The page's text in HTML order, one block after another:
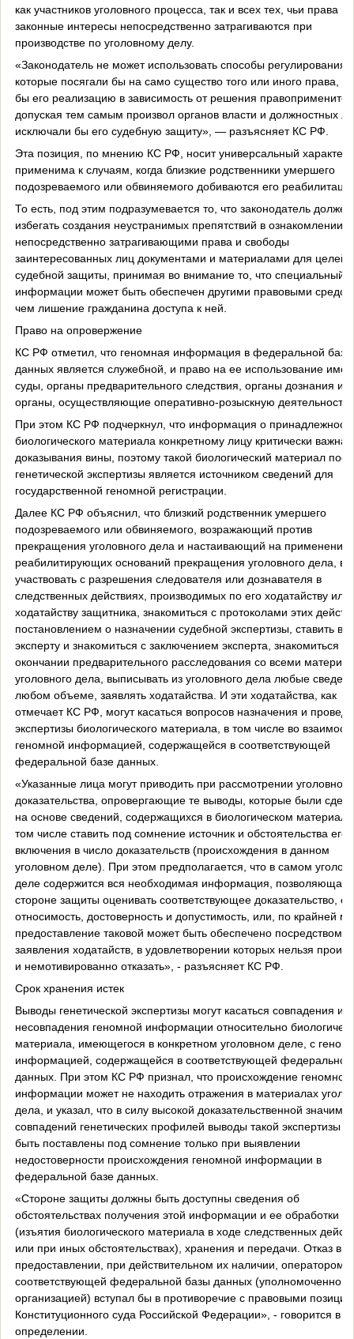
как участников уголовного процесса, так и всех тех, чьи права и
законные интересы непосредственно затрагиваются при
производстве по уголовному делу.
«Законодатель не может использовать способы регулирования,
которые посягали бы на само существо того или иного права,
бы его реализацию в зависимость от решения
допуская тем самым произвол органов власти и должностных
исключали бы его судебную защиту», — разъясняет КС РФ.
Эта позиция, по мнению КС РФ, носит универсальный характер
применима к случаям, когда близкие родственники умершего
подозреваемого или обвиняемого добиваются его
То есть, под этим подразумевается то, что законодатель должен
избегать создания неустранимых препятствий в ознакомлении с
непосредственно затрагивающими права и свободы
заинтересованных лиц документами и материалами для целей
судебной защиты, принимая во внимание то, что специальный
информации может быть обеспечен другими правовыми
чем лишение гражданина доступа к ней.
Право на опровержение
КС РФ отметил, что геномная информация в федеральной базе
данных является служебной, и право на ее использование
суды, органы предварительного следствия, органы дознания и
органы, осуществляющие оперативно-розыскную деятельность.
При этом КС РФ подчеркнул, что информация о
биологического материала конкретному лицу критически важна
доказывания вины, поэтому такой биологический материал
генетической экспертизы является источником сведений для
государственной геномной регистрации.
Далее КС РФ объяснил, что близкий родственник умершего
подозреваемого или обвиняемого, возражающий против
прекращения уголовного дела и настаивающий на применении
реабилитирующих оснований прекращения уголовного дела,
участвовать с разрешения следователя или дознавателя в
следственных действиях, производимых по его ходатайству или
ходатайству защитника, знакомиться с протоколами этих
постановлением о назначении судебной экспертизы, ставить
эксперту и знакомиться с заключением эксперта, знакомиться по
окончании предварительного расследования со всеми
уголовного дела, выписывать из уголовного дела любые
любом объеме, заявлять ходатайства. И эти ходатайства, как
отмечает КС РФ, могут касаться вопросов назначения и
экспертизы биологического материала, в том числе во
геномной информацией, содержащейся в соответствующей
федеральной базе данных.
«Указанные лица могут приводить при рассмотрении
доказательства, опровергающие те выводы, которые были
на основе сведений, содержащихся в биологическом
том числе ставить под сомнение источник и обстоятельства его
включения в число доказательств (происхождения в данном
уголовном деле). При этом предполагается, что в самом
деле содержится вся необходимая информация, позволяющая
стороне защиты оценивать соответствующее доказательство,
относимость, достоверность и допустимость, или, по крайней
предоставление таковой может быть обеспечено посредством
заявления ходатайств, в удовлетворении которых нельзя
и немотивированно отказать», - разъясняет КС РФ.
Срок хранения истек
Выводы генетической экспертизы могут касаться совпадения
несовпадения геномной информации относительно
материала, имеющегося в конкретном уголовном деле, с
информацией, содержащейся в соответствующей федеральной
данных. При этом КС РФ признал, что происхождение геномной
информации может не находить отражения в материалах
дела, и указал, что в силу высокой доказательственной
совпадений генетических профилей выводы такой экспертизы
быть поставлены под сомнение только при выявлении
недостоверности происхождения геномной информации в
федеральной базе данных.
«Стороне защиты должны быть доступны сведения об
обстоятельствах получения этой информации и ее обработки
(изъятия биологического материала в ходе следственных
или при иных обстоятельствах), хранения и передачи. Отказ в
предоставлении, при действительном их наличии, оператором
соответствующей федеральной базы данных (уполномоченной
организацией) вступал бы в противоречие с правовыми
Конституционного суда Российской Федерации», - говорится в
определении.